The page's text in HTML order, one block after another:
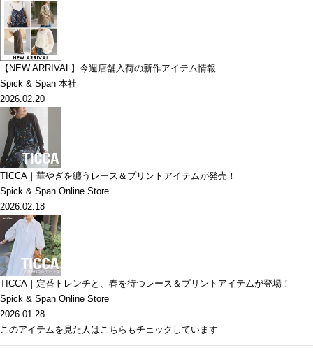
【NEW ARRIVAL】今週店舗入荷の新作アイテム情報
Spick & Span 本社
2026.02.20
TICCA｜華やぎを纏うレース＆プリントアイテムが発売！
Spick & Span Online Store
2026.02.18
TICCA｜定番トレンチと、春を待つレース＆プリントアイテムが登場！
Spick & Span Online Store
2026.01.28
このアイテムを見た人はこちらもチェックしています